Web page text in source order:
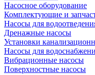
Насосное оборудование
Комплектующие и
Насосы для
Дренажные насосы
Установки
Насосы для
Вибрационные насосы
Поверхностные насосы